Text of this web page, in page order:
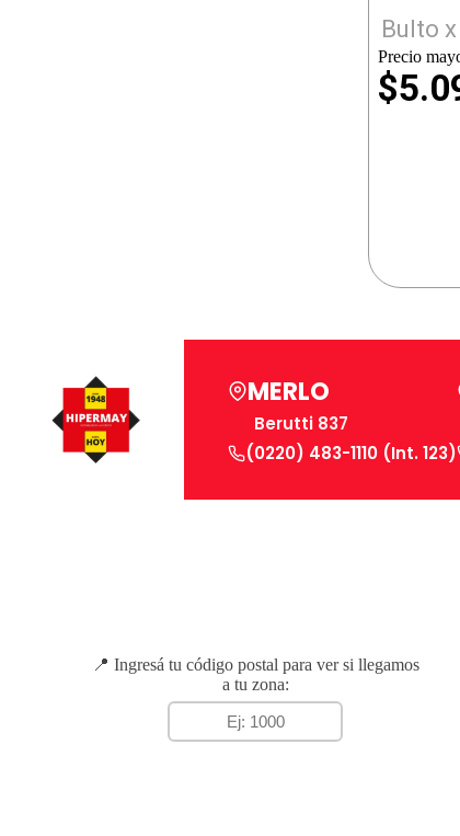
Bulto
Precio
MERLO
Berutti 837
(0220) 483-1110 (Int. 123)
📍 Ingresá tu código postal para ver si llegamos
a tu zona: